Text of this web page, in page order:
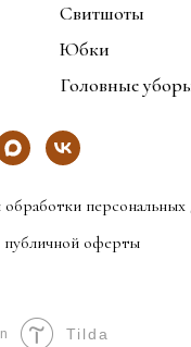
Свитшоты
Юбки
Головные
персональных
оферты
Tilda